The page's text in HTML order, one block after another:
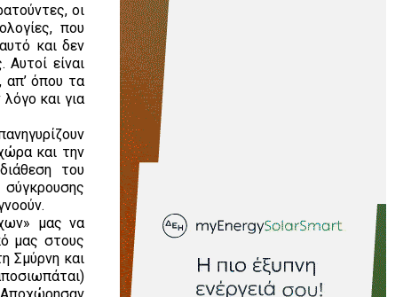
οι
που
και δεν
είναι
απ’ όπου τα
και για
και την
του
μας να
μας στους
Σμύρνη και